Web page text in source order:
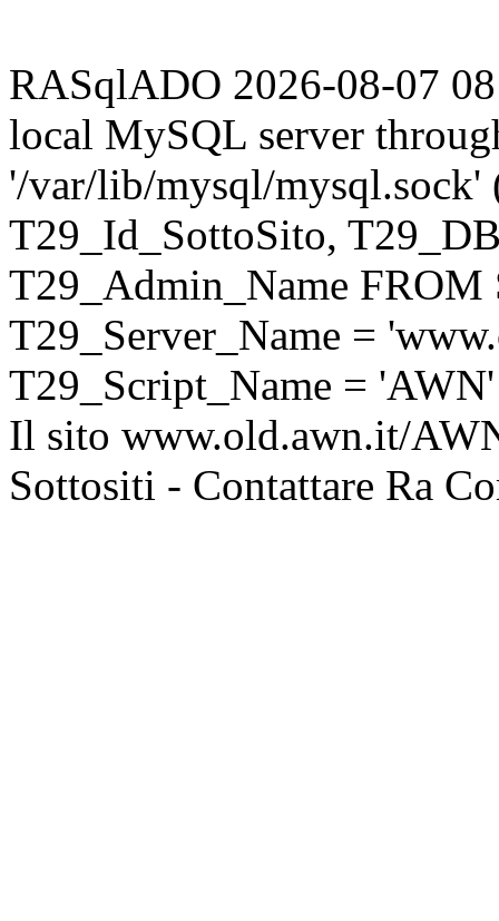
RASqlADO 2026-08-07
local MySQL server
'/var/lib/mysql/mysql.sock'
T29_Id_SottoSito,
T29_Admin_Name
T29_Server_Name =
T29_Script_Name = 'AWN'
Il sito www.old.awn.it/
Sottositi - Contattare Ra